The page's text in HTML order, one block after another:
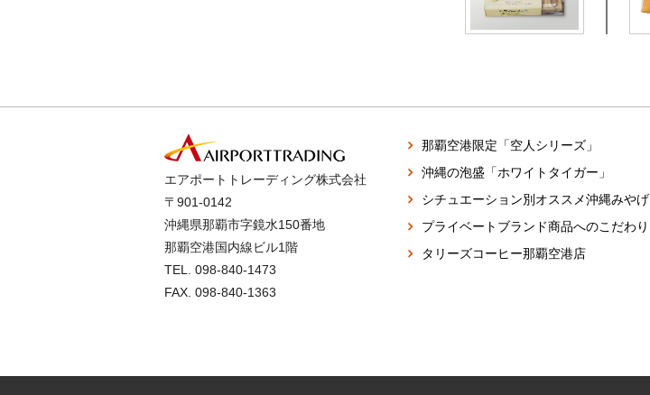
エアポートトレーディング株式会社
〒901-0142
沖縄県那覇市字鏡水150番地
那覇空港国内線ビル1階
TEL. 098-840-1473
FAX. 098-840-1363
那覇空港限定「空人シリーズ」
沖縄の泡盛「ホワイトタイガー」
シチュエーション別オススメ沖縄みやげ
プライベートブランド商品へのこだわり
タリーズコーヒー那覇空港店